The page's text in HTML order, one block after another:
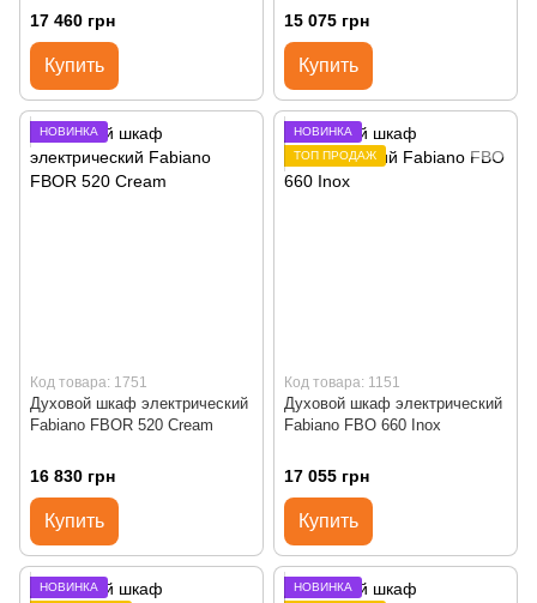
17 460 грн
Купить
15 075 грн
Купить
НОВИНКА
Код товара: 1751
Духовой шкаф электрический
Fabiano FBOR 520 Cream
16 830 грн
Купить
НОВИНКА
ТОП ПРОДАЖ
Код товара: 1151
Духовой шкаф электрический
Fabiano FBO 660 Inox
17 055 грн
Купить
НОВИНКА
НОВИНКА